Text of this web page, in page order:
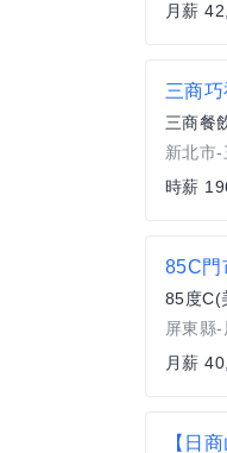
月薪
三商
三商餐
新北市-
時薪
85度C(
屏東縣-
月薪